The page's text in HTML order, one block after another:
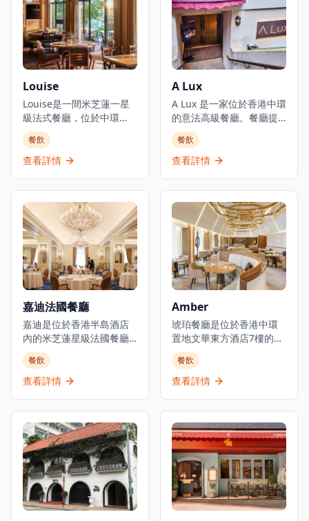
Louise
Louise是一間米芝蓮一星
級法式餐廳，位於中環
PMQ（前已婚警察宿舍）
的兩層歷史建築內，是香
港的創意中心。這是JIA
Royer（前亞洲50最佳餐廳
第一名Odette主廚）的合
作項目，提供溫馨的法式
料理和真誠的款待服務。
餐廳由主廚Loïc Portalier
掌舵，展現精緻的法式料
理，採用最優質的時令食
Louise位於香港PMQ的花
園內，在優雅的歷史建築
中提供高品質的料理。
餐飲
查看詳情
A Lux
A Lux 是一家位於香港中環
的意法高級餐廳。餐廳提
供主廚精選套餐,價格為港
幣1,888元,致力於傳承經典
意法料理傳統。餐廳位於
驗,供應歐洲料理包括意大
利、法國和比利時菜式。
餐廳接受信用卡付款,提供
預訂服務和餐桌服務,主要
供應晚餐。他們也提供外
送服務,包括番茄芝士火腿
等美食選擇。餐廳的裝潢
文藝復興風格與法國現代
設計元素，營造出無與倫
比的優雅氛圍。主廚精選
套餐經過精心設計，從前
菜到甜品，每一道都展現
了意法料理的精髓。餐廳
比利時巧克力等，確保每
一道菜都達到最高品質標
準。餐廳的葡萄酒選擇豐
富，由專業侍酒師為您推
薦最適合的配餐選擇。無
論是商務宴請、慶祝特殊
場合還是浪漫約會，A Lux
餐飲
查看詳情
嘉迪法國餐廳
嘉迪是位於香港半島酒店
內的米芝蓮星級法國餐廳,
代表著香港法式料理的巔
峰。餐廳成立於1953年,被
譽為「蘇伊士運河以東最
緻法式料理,在香港餐飲界
享有盛譽,在TripAdvisor上
獲得4.5分評價,在香港
13,622間餐廳中排名第224
位。餐廳位於著名半島酒
店一樓,提供優雅的高級用
餐體驗,並設有代客泊車服
餐飲
查看詳情
Amber
琥珀餐廳是位於香港中環
置地文華東方酒店7樓的著
名米芝蓮二星法式高級餐
廳。在主廚Richard
Ekkebus的指導下，餐廳
結合。琥珀餐廳獲得米芝
蓮星級認可及綠色米芝蓮
星，以其可持續發展理念
而聞名。餐廳提供多種品
嚐套餐，六道菜套餐由
2,058港元起,八道菜套餐為
2,888港元,並設有週末午餐
餐飲
查看詳情